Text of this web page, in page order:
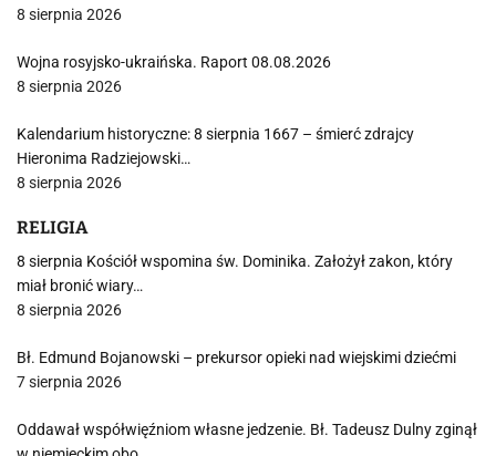
8 sierpnia 2026
Wojna rosyjsko-ukraińska. Raport 08.08.2026
8 sierpnia 2026
Kalendarium historyczne: 8 sierpnia 1667 – śmierć zdrajcy
Hieronima Radziejowski…
8 sierpnia 2026
RELIGIA
8 sierpnia Kościół wspomina św. Dominika. Założył zakon, który
miał bronić wiary…
8 sierpnia 2026
Bł. Edmund Bojanowski – prekursor opieki nad wiejskimi dziećmi
7 sierpnia 2026
Oddawał współwięźniom własne jedzenie. Bł. Tadeusz Dulny zginął